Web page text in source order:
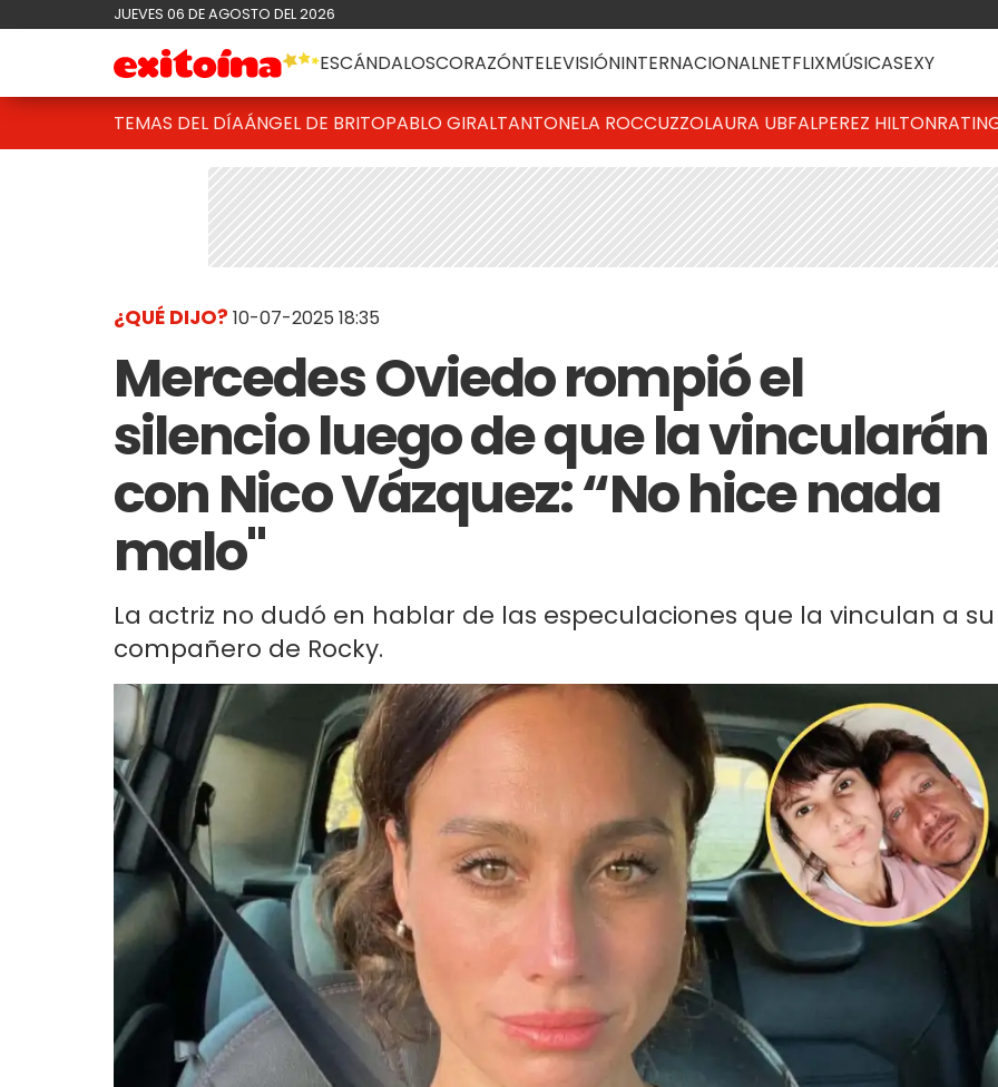
JUEVES 06 DE AGOSTO DEL 2026
ESCÁNDALOSCORAZÓNTELEVISIÓNINTERNACIONALNETFLIXMÚSICASEXY
TEMAS DEL DÍAÁNGEL DE BRITOPABLO GIRALTANTONELA ROCCUZZOLAURA UBFALPEREZ HILTON
¿QUÉ DIJO? 10-07-2025 18:35
Mercedes Oviedo rompió el
silencio luego de que la vincularán
con Nico Vázquez: “No hice nada
malo"
La actriz no dudó en hablar de las especulaciones que la vinculan a su
compañero de Rocky.